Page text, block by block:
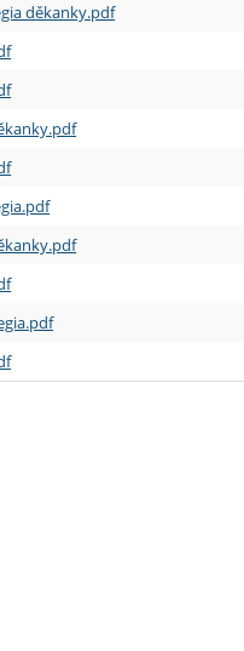
děkanky.pdf